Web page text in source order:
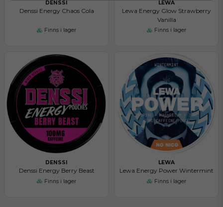
DENSSI
Denssi Energy Chaos Cola
Finns i lager
LEWA
Lewa Energy Glow Strawberry
Vanilla
Finns i lager
DENSSI
Denssi Energy Berry Beast
Finns i lager
LEWA
Lewa Energy Power Wintermint
Finns i lager